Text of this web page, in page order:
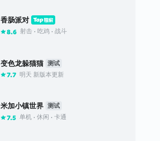
香肠派对
8.6 射击 吃鸡 战斗
变色龙躲猫猫 测试
7.7 明天 新版本更新
米加小镇世界 测试
7.5 单机 休闲 卡通